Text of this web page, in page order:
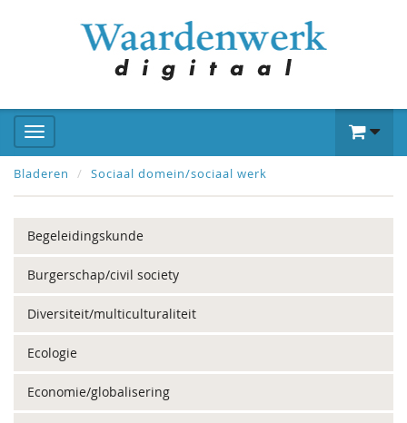
Bladeren Sociaal domein/sociaal werk
Begeleidingskunde
Burgerschap/civil society
Diversiteit/multiculturaliteit
Ecologie
Economie/globalisering